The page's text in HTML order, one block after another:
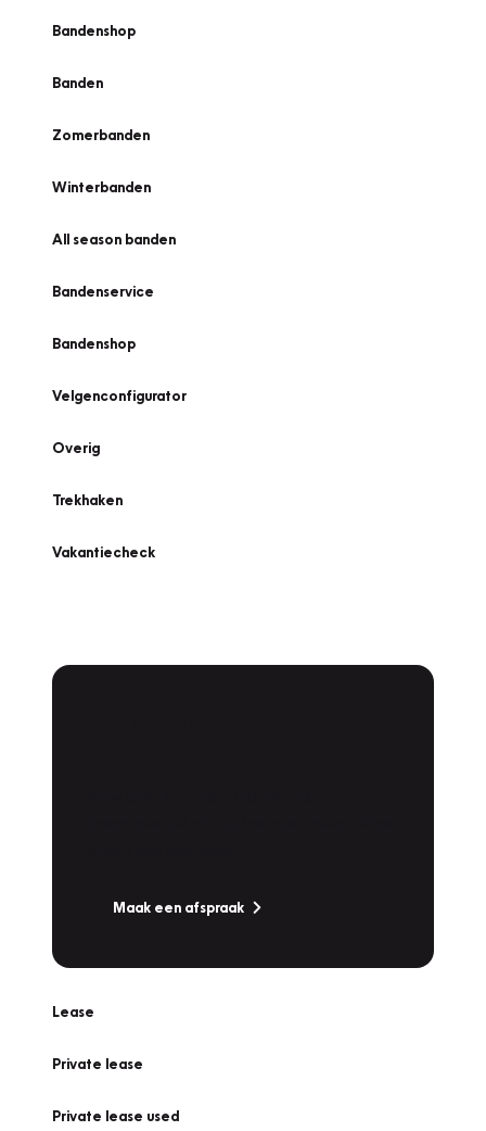
Bandenshop
Banden
Zomerbanden
Winterbanden
All season banden
Bandenservice
Bandenshop
Velgenconfigurator
Overig
Trekhaken
Vakantiecheck
Maak een afspraak
Lease
Private lease
Private lease used